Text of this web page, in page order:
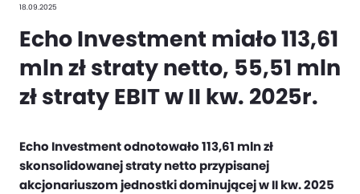
18.09.2025
Echo Investment miało 113,61
mln zł straty netto, 55,51 mln
zł straty EBIT w II kw. 2025r.
Echo Investment odnotowało 113,61 mln zł
skonsolidowanej straty netto przypisanej
akcjonariuszom jednostki dominującej w II kw. 2025